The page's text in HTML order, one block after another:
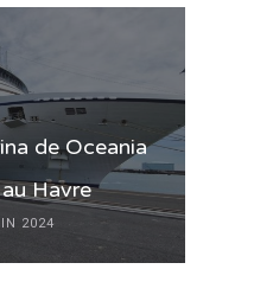
de Oceania
Havre
2024